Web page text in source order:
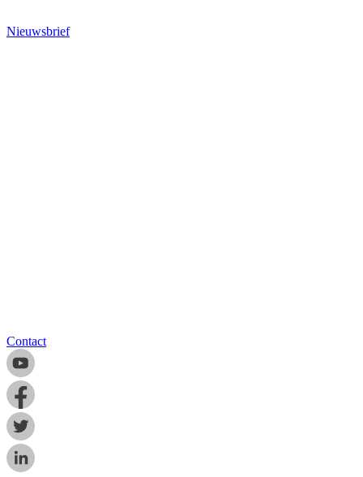
Nieuwsbrief
Contact